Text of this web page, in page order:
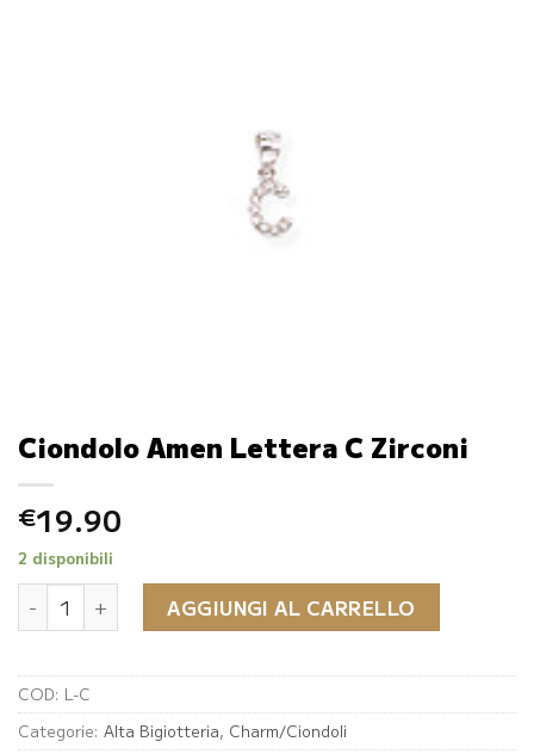
Ciondolo Amen Lettera C Zirconi
€19.90
2 disponibili
Ciondolo Amen Lettera C Zirconi quantità
AGGIUNGI AL CARRELLO
COD: L-C
Categorie: Alta Bigiotteria, Charm/Ciondoli